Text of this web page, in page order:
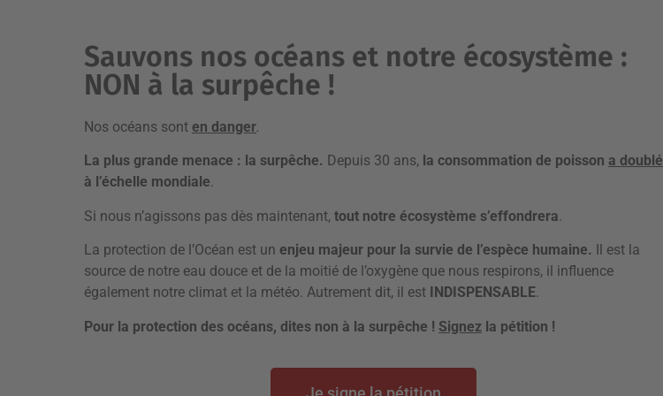
Sauvons nos océans et notre écosystème :
NON à la surpêche !
Nos océans sont en danger.
La plus grande menace : la surpêche. Depuis 30 ans, la consommation de poisson a doublé
à l’échelle mondiale.
Si nous n’agissons pas dès maintenant, tout notre écosystème s’effondrera.
La protection de l’Océan est un enjeu majeur pour la survie de l’espèce humaine.
Il est la
source de notre eau douce et de la moitié de l’oxygène que nous respirons, il influence
également notre climat et la météo. Autrement dit, il est
INDISPENSABLE.
Pour la protection des océans, dites non à la surpêche ! Signez la pétition !